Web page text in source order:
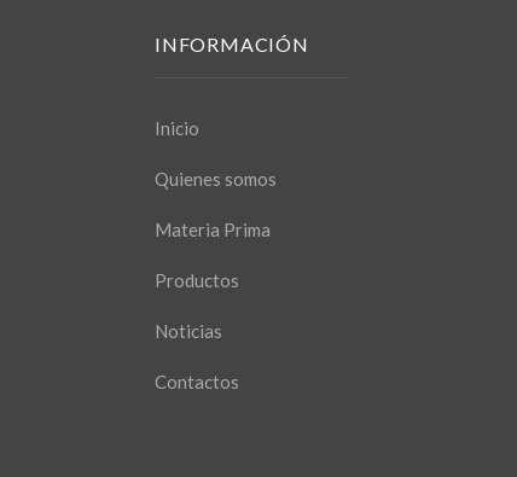
INFORMACIÓN
Inicio
Quienes somos
Materia Prima
Productos
Noticias
Contactos